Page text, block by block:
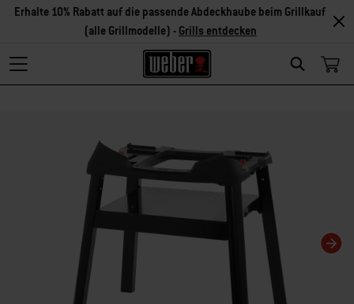
Search
Erhalte 10% Rabatt auf die passende Abdeckhaube beim Grillkauf
(alle Grillmodelle) - Grills entdecken